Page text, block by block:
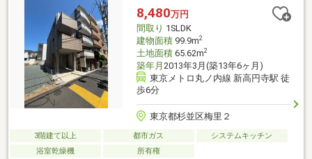
すく解説したガイドブックをご希望者様に【無料プレゼント】～
弊社ホームページ～https://wallmate.co.jp/～
8,480万円
間取り 1SLDK
建物面積99.9m2
土地面積65.62m2
築年月 2013年3月(築13年6ヶ月)
東京メトロ丸ノ内線 新高円寺駅 徒
歩6分
東京都杉並区梅里２
3階建て以上 都市ガス
システムキッチン
浴室乾燥機
所有権